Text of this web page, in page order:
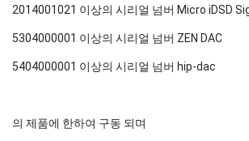
2014001021 이상의 시리얼 넘버 Micro iDSD
5304000001 이상의 시리얼 넘버 ZEN DAC
5404000001 이상의 시리얼 넘버 hip-dac
의 제품에 한하여 구동 되며